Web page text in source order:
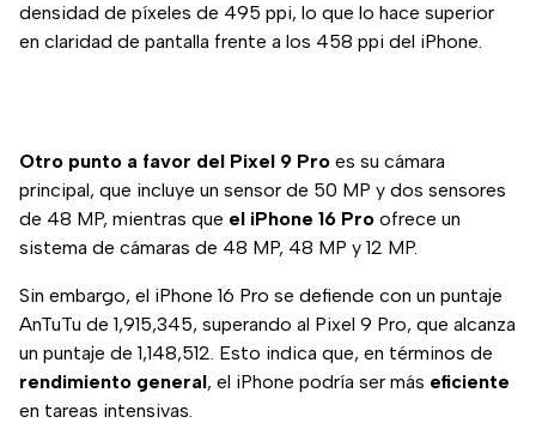
densidad de píxeles de 495 ppi, lo que lo hace superior
en claridad de pantalla frente a los 458 ppi del iPhone.
Otro punto a favor del Pixel 9 Pro es su cámara
principal, que incluye un sensor de 50 MP y dos sensores
de 48 MP, mientras que el iPhone 16 Pro ofrece un
sistema de cámaras de 48 MP, 48 MP y 12 MP.
Sin embargo, el iPhone 16 Pro se defiende con un puntaje
AnTuTu de 1,915,345, superando al Pixel 9 Pro, que alcanza
un puntaje de 1,148,512. Esto indica que, en términos de
rendimiento general, el iPhone podría ser más eficiente
en tareas intensivas.